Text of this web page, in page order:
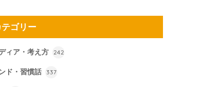
テゴリー
ィア・考え方 242
ド・習慣話 337